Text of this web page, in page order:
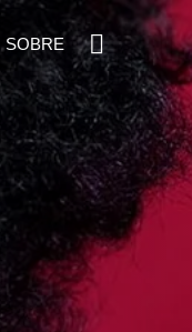
SOBRE